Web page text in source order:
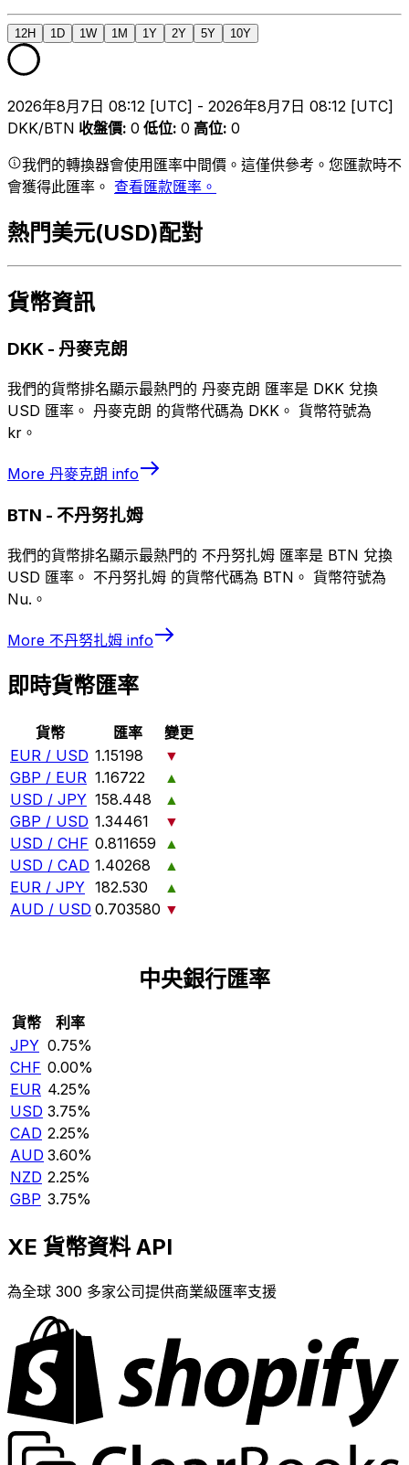
12H 1D 1W 1M 1Y 2Y 5Y 10Y
2026年8月7日 08:12 [UTC] - 2026年8月7日 08:12 [UTC]
DKK/BTN 收盤價: 0 低位: 0 高位: 0
我們的轉換器會使用匯率中間價。這僅供參考。您匯款時不
會獲得此匯率。 查看匯款匯率。
熱門美元(USD)配對
貨幣資訊
DKK - 丹麥克朗
我們的貨幣排名顯示最熱門的 丹麥克朗 匯率是 DKK 兌換
USD 匯率。 丹麥克朗 的貨幣代碼為 DKK。 貨幣符號為
kr。
More 丹麥克朗 info
BTN - 不丹努扎姆
我們的貨幣排名顯示最熱門的 不丹努扎姆 匯率是 BTN 兌換
USD 匯率。 不丹努扎姆 的貨幣代碼為 BTN。 貨幣符號為
Nu.。
More 不丹努扎姆 info
即時貨幣匯率
貨幣 匯率
變更
EUR / USD 1.15198
▼
GBP / EUR 1.16722
▲
USD / JPY 158.448
▲
GBP / USD 1.34461
▼
USD / CHF 0.811659
▲
USD / CAD 1.40268
▲
EUR / JPY 182.530
▲
AUD / USD 0.703580 ▼
中央銀行匯率
貨幣
利率
JPY 0.75%
CHF 0.00%
EUR 4.25%
USD 3.75%
CAD 2.25%
AUD 3.60%
NZD 2.25%
GBP 3.75%
XE 貨幣資料 API
為全球 300 多家公司提供商業級匯率支援